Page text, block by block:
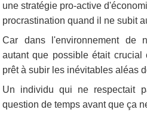
une stratégie pro-active
procrastination quand il ne subit
Car dans l'environnement de
autant que possible était
prêt à subir les inévitables aléas
Un individu qui ne respectait
question de temps avant que ça